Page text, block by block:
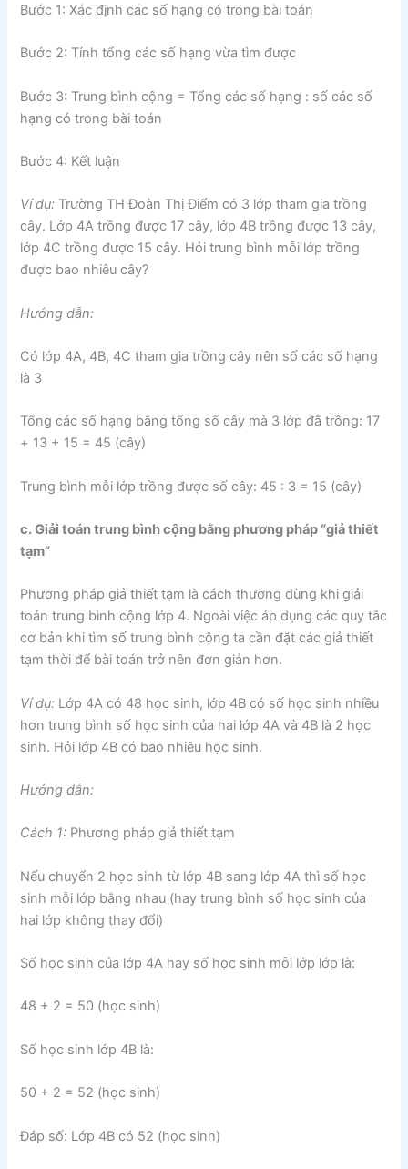
Bước 1: Xác định các số hạng có trong bài toán
Bước 2: Tính tổng các số hạng vừa tìm được
Bước 3: Trung bình cộng = Tổng các số hạng : số các số
hạng có trong bài toán
Bước 4: Kết luận
Ví dụ: Trường TH Đoàn Thị Điểm có 3 lớp tham gia trồng
cây. Lớp 4A trồng được 17 cây, lớp 4B trồng được 13 cây,
lớp 4C trồng được 15 cây. Hỏi trung bình mỗi lớp trồng
được bao nhiêu cây?
Hướng dẫn:
Có lớp 4A, 4B, 4C tham gia trồng cây nên số các số hạng
là 3
Tổng các số hạng bằng tổng số cây mà 3 lớp đã trồng: 17
+ 13 + 15 = 45 (cây)
Trung bình mỗi lớp trồng được số cây: 45 : 3 = 15 (cây)
c. Giải toán trung bình cộng bằng phương pháp “giả thiết
tạm”
Phương pháp giả thiết tạm là cách thường dùng khi giải
toán trung bình cộng lớp 4. Ngoài việc áp dụng các quy tắc
cơ bản khi tìm số trung bình cộng ta cần đặt các giả thiết
tạm thời để bài toán trở nên đơn giản hơn.
Ví dụ: Lớp 4A có 48 học sinh, lớp 4B có số học sinh nhiều
hơn trung bình số học sinh của hai lớp 4A và 4B là 2 học
sinh. Hỏi lớp 4B có bao nhiêu học sinh.
Hướng dẫn:
Cách 1: Phương pháp giả thiết tạm
Nếu chuyển 2 học sinh từ lớp 4B sang lớp 4A thì số học
sinh mỗi lớp bằng nhau (hay trung bình số học sinh của
hai lớp không thay đổi)
Số học sinh của lớp 4A hay số học sinh mỗi lớp lớp là:
48 + 2 = 50 (học sinh)
Số học sinh lớp 4B là:
50 + 2 = 52 (học sinh)
Đáp số: Lớp 4B có 52 (học sinh)